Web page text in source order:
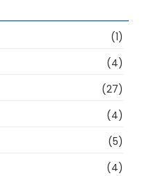
(1)
(4)
(27)
(4)
(5)
(4)